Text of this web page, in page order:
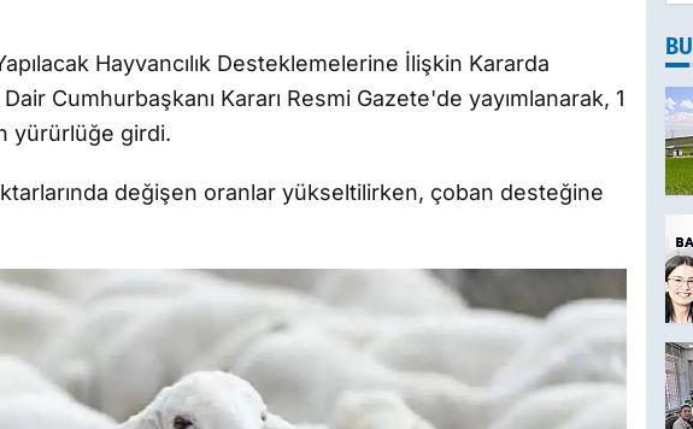
Hayvancılık Desteklemelerine İlişkin Kararda
Dair Cumhurbaşkanı Kararı Resmi Gazete'de yayımlanarak, 1
yürürlüğe girdi.
değişen oranlar yükseltilirken, çoban desteğine